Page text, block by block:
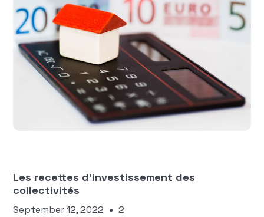
Les recettes d'investissement des
collectivités
September 12, 2022 2